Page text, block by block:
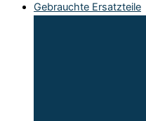
Gebrauchte Ersatzteile